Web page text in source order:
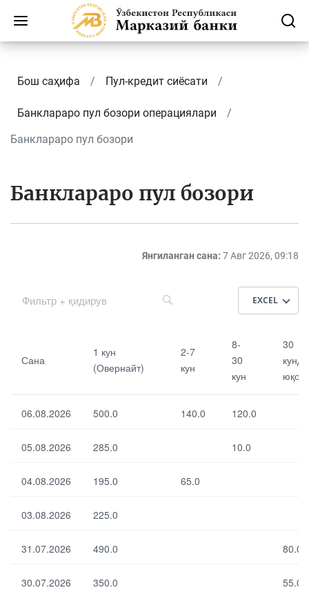
Бош саҳифа Пул-кредит сиёсати
Банклараро пул бозори операциялари
Банклараро пул бозори
Банклараро пул бозори
Янгиланган сана: 7 Авг 2026, 09:18
EXCEL
на
(О
рн
кун
кун
кун
да
ор
По умолчанию Выбрать все
Сана
1 кун
(Овернайт)
2-7
кун
8-
30
кун
30
06.08.2026 500.0 140.0 120.0
05.08.2026 285.0 10.0
04.08.2026 195.0 65.0
03.08.2026 225.0
31.07.2026 490.0 80.0
30.07.2026 350.0 55.0